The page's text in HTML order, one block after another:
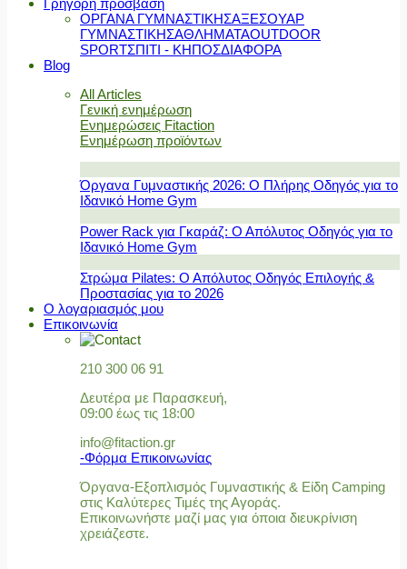
Γρήγορη πρόσβαση
ΟΡΓΑΝΑ ΓΥΜΝΑΣΤΙΚΗΣΑΞΕΣΟΥΑΡ
ΓΥΜΝΑΣΤΙΚΗΣΑΘΛΗΜΑΤΑOUTDOOR
SPORTΣΠΙΤΙ - ΚΗΠΟΣΔΙΑΦΟΡΑ
Blog
All Articles
Γενική ενημέρωση
Ενημερώσεις Fitaction
Ενημέρωση προϊόντων
Όργανα Γυμναστικής 2026: Ο Πλήρης Οδηγός για το
Ιδανικό Home Gym
Power Rack για Γκαράζ: Ο Απόλυτος Οδηγός για το
Ιδανικό Home Gym
Στρώμα Pilates: Ο Απόλυτος Οδηγός Επιλογής &
Προστασίας για το 2026
Ο λογαριασμός μου
Επικοινωνία
210 300 06 91
Δευτέρα με Παρασκευή,
09:00 έως τις 18:00
info@fitaction.gr
-Φόρμα Επικοινωνίας
Όργανα-Εξοπλισμός Γυμναστικής & Είδη Camping
στις Καλύτερες Τιμές της Αγοράς.
Επικοινωνήστε μαζί μας για όποια διευκρίνιση
χρειάζεστε.